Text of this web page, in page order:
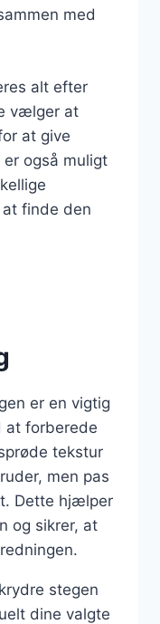
med
alt efter
vælger at
at give
også muligt
finde den
er en vigtig
at forberede
tekstur
men pas
Dette hjælper
og sikrer, at
stegen
dine valgte